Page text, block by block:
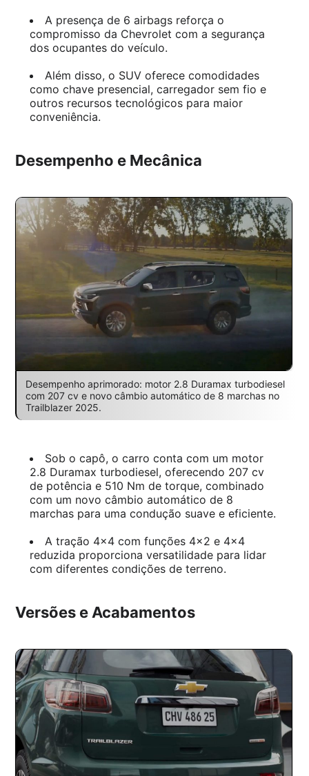
A presença de 6 airbags reforça o
compromisso da Chevrolet com a segurança
dos ocupantes do veículo.
Além disso, o SUV oferece comodidades
como chave presencial, carregador sem fio e
outros recursos tecnológicos para maior
conveniência.
Desempenho e Mecânica
Desempenho aprimorado: motor 2.8 Duramax turbodiesel
com 207 cv e novo câmbio automático de 8 marchas no
Trailblazer 2025.
Sob o capô, o carro conta com um motor
2.8 Duramax turbodiesel, oferecendo 207 cv
de potência e 510 Nm de torque, combinado
com um novo câmbio automático de 8
marchas para uma condução suave e eficiente.
A tração 4×4 com funções 4×2 e 4×4
reduzida proporciona versatilidade para lidar
com diferentes condições de terreno.
Versões e Acabamentos